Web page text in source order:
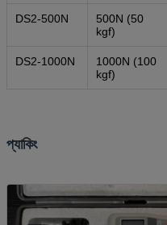
DS2-500N
500N (50
kgf)
DS2-1000N
1000N (100
kgf)
প্যাকিং